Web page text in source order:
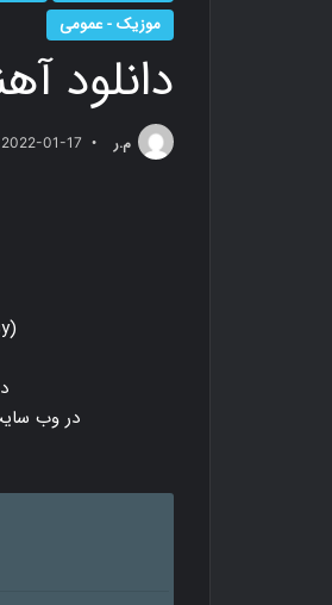
موزیک - عمومی
دانلود
م.ر 2022-01-17
در وب سایت